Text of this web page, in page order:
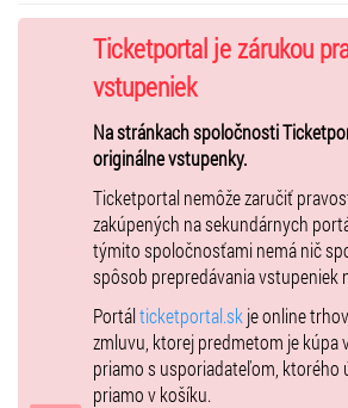
Enigma, obsadil prvé miesta všetkých
hudobný trend predznamenal veľký úspech
zložená zo skvelých spevákov, zahalených do
spieva tie najväčšie svetové popové i
aranžmáne. Platinové platne a milióny
GREGORIAN už od svojich začiatkov.
Nádherný zvuk mužského chorálového spevu
duchovnú silu aj nečakanú modernú vášeň.
show plná ohňov, projekcií a ďalších efektov
vystúpenia úžasný rituál.
Hlavnú úlohu bude hrať sila harmonického
umocnená prepojením s dávnymi
latinskými textami, chýbať však nebude ani
ohňom a ďalšími efektmi.
Ticketportal je zárukou
vstupeniek
Na stránkach spoločnosti
originálne vstupenky.
Ticketportal nemôže zaručiť
zakúpených na sekundárnych
týmito spoločnosťami nemá nič
spôsob prepredávania vstupeniek
Portálticketportal.sk je online
zmluvu, ktorej predmetom je kúpa
priamo s usporiadateľom, ktorého
priamo v košíku.